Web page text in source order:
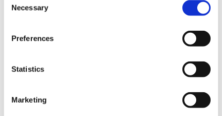
Selection
Necessary
Preferences
Statistics
Marketing